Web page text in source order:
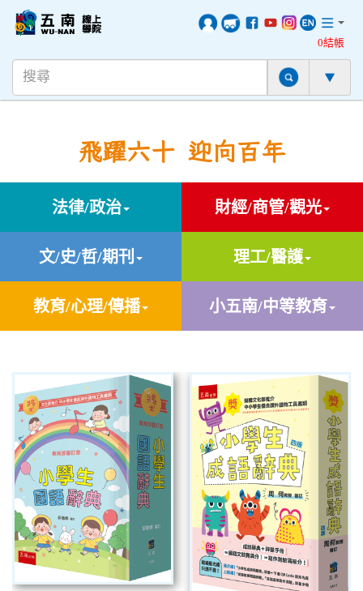
0結帳
飛躍六十 迎向百年
法律/政治 財經/商管/觀光
文/史/哲/期刊 理工/醫護
教育/心理/傳播 小五南/中等教育